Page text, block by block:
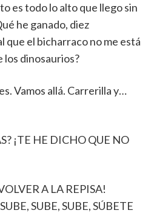
es todo lo alto que llego sin
he ganado, diez
que el bicharraco no me está
los dinosaurios?
Vamos allá. Carrerilla y…
¡TE HE DICHO QUE NO
A LA REPISA!
SUBE, SUBE, SÚBETE